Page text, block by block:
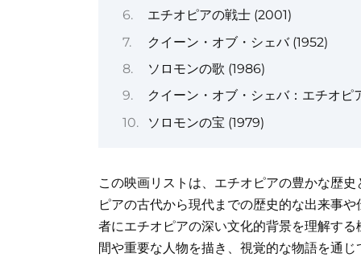
エチオピアの戦士 (2001)
クイーン・オブ・シェバ (1952)
ソロモンの歌 (1986)
クイーン・オブ・シェバ：エチオピ
ソロモンの宝 (1979)
この映画リストは、エチオピアの豊かな歴
ピアの古代から現代までの歴史的な出来事
者にエチオピアの深い文化的背景を理解す
間や重要な人物を描き、視覚的な物語を通